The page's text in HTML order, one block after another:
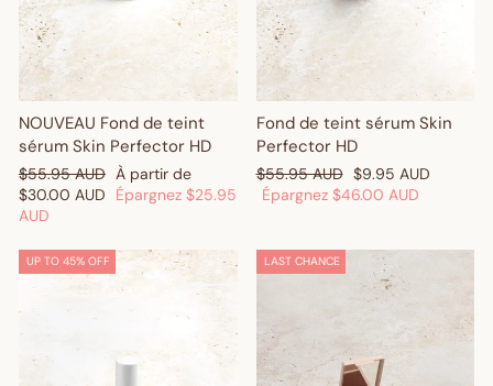
NOUVEAU Fond de teint
sérum Skin Perfector HD
Prix
régulier
$55.95 AUD Prix
réduit
À partir de
$30.00 AUD
Épargnez $25.95
AUD
Fond de teint sérum Skin
Perfector HD
Prix
régulier
$55.95 AUD Prix
réduit
$9.95 AUD
Épargnez $46.00 AUD
UP TO 45% OFF LAST CHANCE